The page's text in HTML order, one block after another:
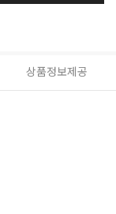
상품정보제공